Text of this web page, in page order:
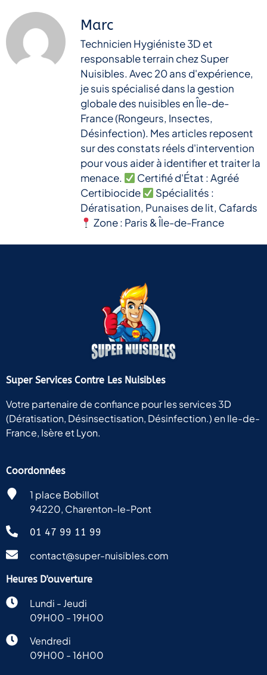
Marc
Technicien Hygiéniste 3D et
responsable terrain chez Super
Nuisibles. Avec 20 ans d'expérience,
je suis spécialisé dans la gestion
globale des nuisibles en Île-de-
France (Rongeurs, Insectes,
Désinfection). Mes articles reposent
sur des constats réels d'intervention
pour vous aider à identifier et traiter la
menace.
Certifié d'État : Agréé
Certibiocide
Spécialités :
Dératisation, Punaises de lit, Cafards
Zone : Paris & Île-de-France
Super Services Contre Les Nuisibles
Votre partenaire de confiance pour les services 3D
(Dératisation, Désinsectisation, Désinfection.) en Ile-de-
France, Isère et Lyon.
Coordonnées
1 place Bobillot
94220, Charenton-le-Pont
01 47 99 11 99
contact@super-nuisibles.com
Heures D'ouverture
Lundi - Jeudi
09H00 - 19H00
Vendredi
09H00 - 16H00